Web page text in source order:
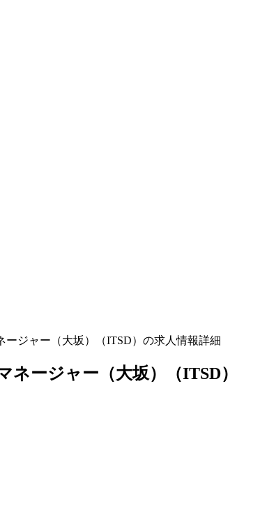
ジャー（大坂）（ITSD）の求人情報詳細
ージャー（大坂）（ITSD）